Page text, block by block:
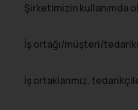
Şirketimizin kullanımda
İş ortağı/müşteri/
İş ortaklarımız,